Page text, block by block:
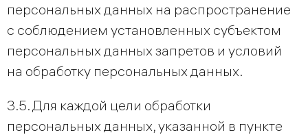
персональных данных на распространение
с соблюдением установленных субъектом
персональных данных запретов и условий
на обработку персональных данных.
3.5. Для каждой цели обработки
персональных данных, указанной в пункте